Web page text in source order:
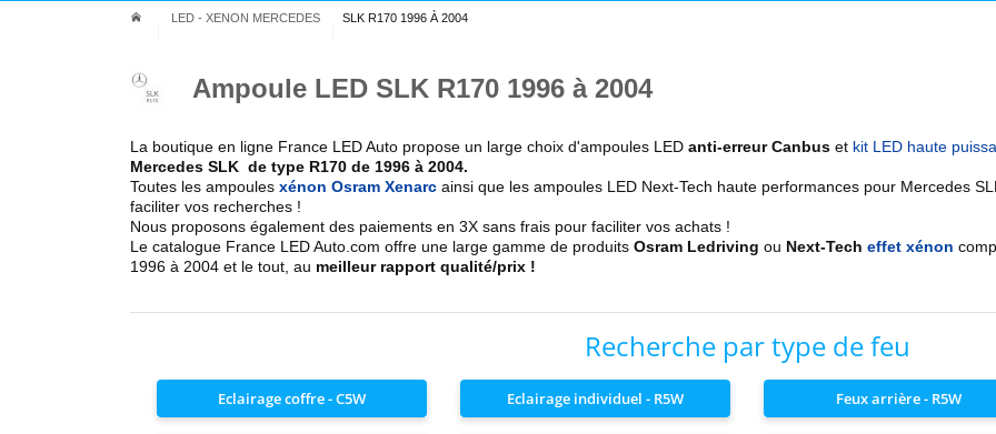
LED - XENON MERCEDES SLK R170 1996 À 2004
Ampoule LED SLK R170 1996 à 2004
La boutique en ligne France LED Auto propose un large choix d'ampoules LED anti-erreur Canbus et kit LED haute
Mercedes SLK de type R170 de 1996 à 2004.
Toutes les ampoules xénon Osram Xenarc ainsi que les ampoules LED Next-Tech haute performances pour Mercedes
faciliter vos recherches !
Nous proposons également des paiements en 3X sans frais pour faciliter vos achats !
Le catalogue France LED Auto.com offre une large gamme de produits Osram Ledriving ou Next-Tech effet xénon
1996 à 2004 et le tout, au meilleur rapport qualité/prix !
Recherche par type de feu
Eclairage coffre - C5W Eclairage individuel - R5W Feux arrière - R5W